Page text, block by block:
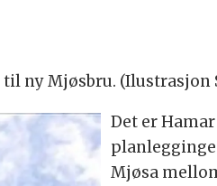
ny Mjøsbru. (Ilustrasjon
Det er
Mjøsa